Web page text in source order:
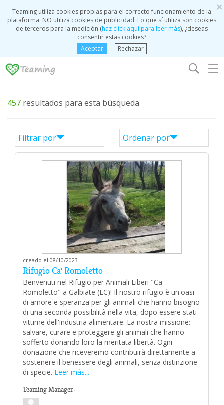
×
Teaming utiliza cookies propias para el correcto funcionamiento de la
plataforma. NO utiliza cookies de publicidad. Lo que sí utiliza son cookies
de terceros para la medición (haz click aquí para leer más), ¿deseas
consentir estas cookies?
Aceptar
Rechazar
☰
457 resultados para esta búsqueda
Filtrar por Ordenar por
creado el 08/10/2023
Rifugio Ca' Romoletto
Benvenuti nel Rifugio per Animali Liberi "Ca'
Romoletto" a Galbiate (LC)! Il nostro rifugio è un'oasi
di amore e speranza per gli animali che hanno bisogno
di una seconda possibilità nella vita, dopo essere stati
vittime dell'industria alimentare. La nostra missione:
salvare, curare e proteggere gli animali che hanno
sofferto donando loro la meritata libertà. Ogni
donazione che riceveremo contribuirà direttamente a
sostenere il benessere degli animali, senza distinzione
di specie. Leer más...
Teaming Manager: